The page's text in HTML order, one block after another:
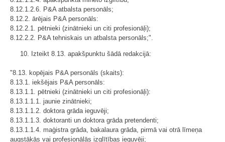
8.12.1.2.6. P&A atbalsta personāls;
8.12.2. ārējais P&A personāls:
8.12.2.1. pētnieki (zinātnieki un citi profesionāļi);
8.12.2.2. P&A tehniskais un atbalsta personāls;".
10. Izteikt 8.13. apakšpunktu šādā redakcijā:
"8.13. kopējais P&A personāls (skaits):
8.13.1. iekšējais P&A personāls:
8.13.1.1. pētnieki (zinātnieki un citi profesionāļi):
8.13.1.1.1. jaunie zinātnieki;
8.13.1.1.2. doktora grāda ieguvēji;
8.13.1.1.3. doktoranti un doktora grāda pretendenti;
8.13.1.1.4. maģistra grāda, bakalaura grāda, pirmā vai otrā līmeņa
augstākās vai profesionālās izglītības ieguvēji;